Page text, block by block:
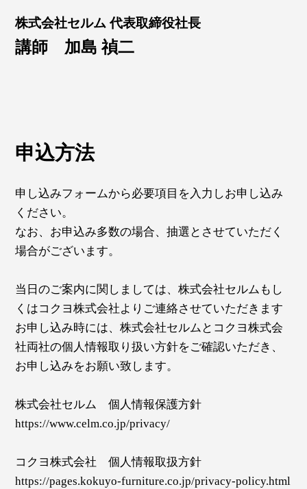
株式会社セルム 代表取締役社長
講師 加島 禎二
申込方法
申し込みフォームから必要項目を入力しお申し込み
ください。
なお、お申込み多数の場合、抽選とさせていただく
場合がございます。
当日のご案内に関しましては、株式会社セルムもし
くはコクヨ株式会社よりご連絡させていただきます
お申し込み時には、株式会社セルムとコクヨ株式会
社両社の個人情報取り扱い方針をご確認いただき、
お申し込みをお願い致します。
株式会社セルム 個人情報保護方針
https://www.celm.co.jp/privacy/
コクヨ株式会社 個人情報取扱方針
https://pages.kokuyo-furniture.co.jp/privacy-policy.html